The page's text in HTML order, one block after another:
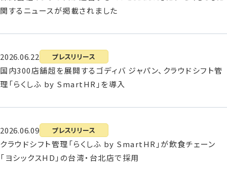
関するニュースが掲載されました
2026.06.22 プレスリリース
国内300店舗超を展開するゴディバ ジャパン、クラウドシフト管
理「らくしふ by SmartHR」を導入
2026.06.09 プレスリリース
クラウドシフト管理「らくしふ by SmartHR」が飲食チェーン
「ヨシックスHD」の台湾・台北店で採用